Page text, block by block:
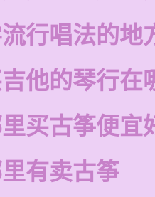
行唱法的地
他的琴行在
买古筝便宜
有卖古筝